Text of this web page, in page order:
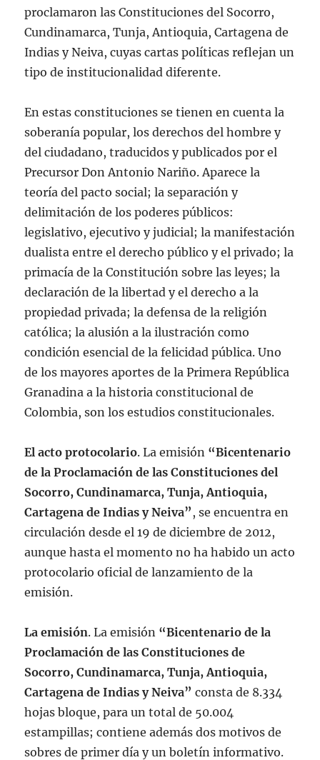
proclamaron las Constituciones del Socorro,
Cundinamarca, Tunja, Antioquia, Cartagena de
Indias y Neiva, cuyas cartas políticas reflejan un
tipo de institucionalidad diferente.
En estas constituciones se tienen en cuenta la
soberanía popular, los derechos del hombre y
del ciudadano, traducidos y publicados por el
Precursor Don Antonio Nariño. Aparece la
teoría del pacto social; la separación y
delimitación de los poderes públicos:
legislativo, ejecutivo y judicial; la manifestación
dualista entre el derecho público y el privado; la
primacía de la Constitución sobre las leyes; la
declaración de la libertad y el derecho a la
propiedad privada; la defensa de la religión
católica; la alusión a la ilustración como
condición esencial de la felicidad pública. Uno
de los mayores aportes de la Primera República
Granadina a la historia constitucional de
Colombia, son los estudios constitucionales.
El acto protocolario. La emisión “Bicentenario
de la Proclamación de las Constituciones del
Socorro, Cundinamarca, Tunja, Antioquia,
Cartagena de Indias y Neiva” , se encuentra en
circulación desde el 19 de diciembre de 2012,
aunque hasta el momento no ha habido un acto
protocolario oficial de lanzamiento de la
emisión.
La emisión. La emisión “Bicentenario de la
Proclamación de las Constituciones de
Socorro, Cundinamarca, Tunja, Antioquia,
Cartagena de Indias y Neiva” consta de 8.334
hojas bloque, para un total de 50.004
estampillas; contiene además dos motivos de
sobres de primer día y un boletín informativo.